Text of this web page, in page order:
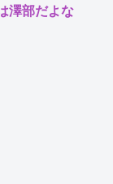
澤部だよな